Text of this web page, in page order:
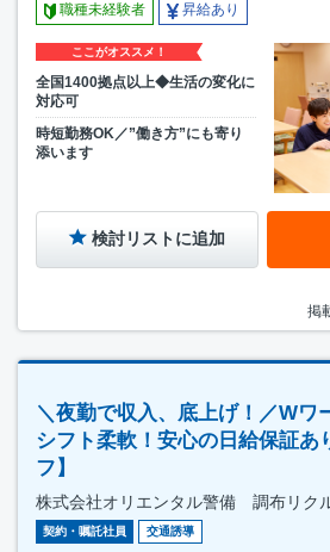
職種未経験者 昇給あり
ここがオススメ！
全国1400拠点以上◆生活の変化に
対応可
時短勤務OK／”働き方”にも寄り
添います
検討リストに追加
掲
＼夜勤で収入、底上げ！／Wワ
シフト柔軟！安心の日給保証あ
フ】
株式会社オリエンタル警備 調布リク
契約・嘱託社員 交通誘導